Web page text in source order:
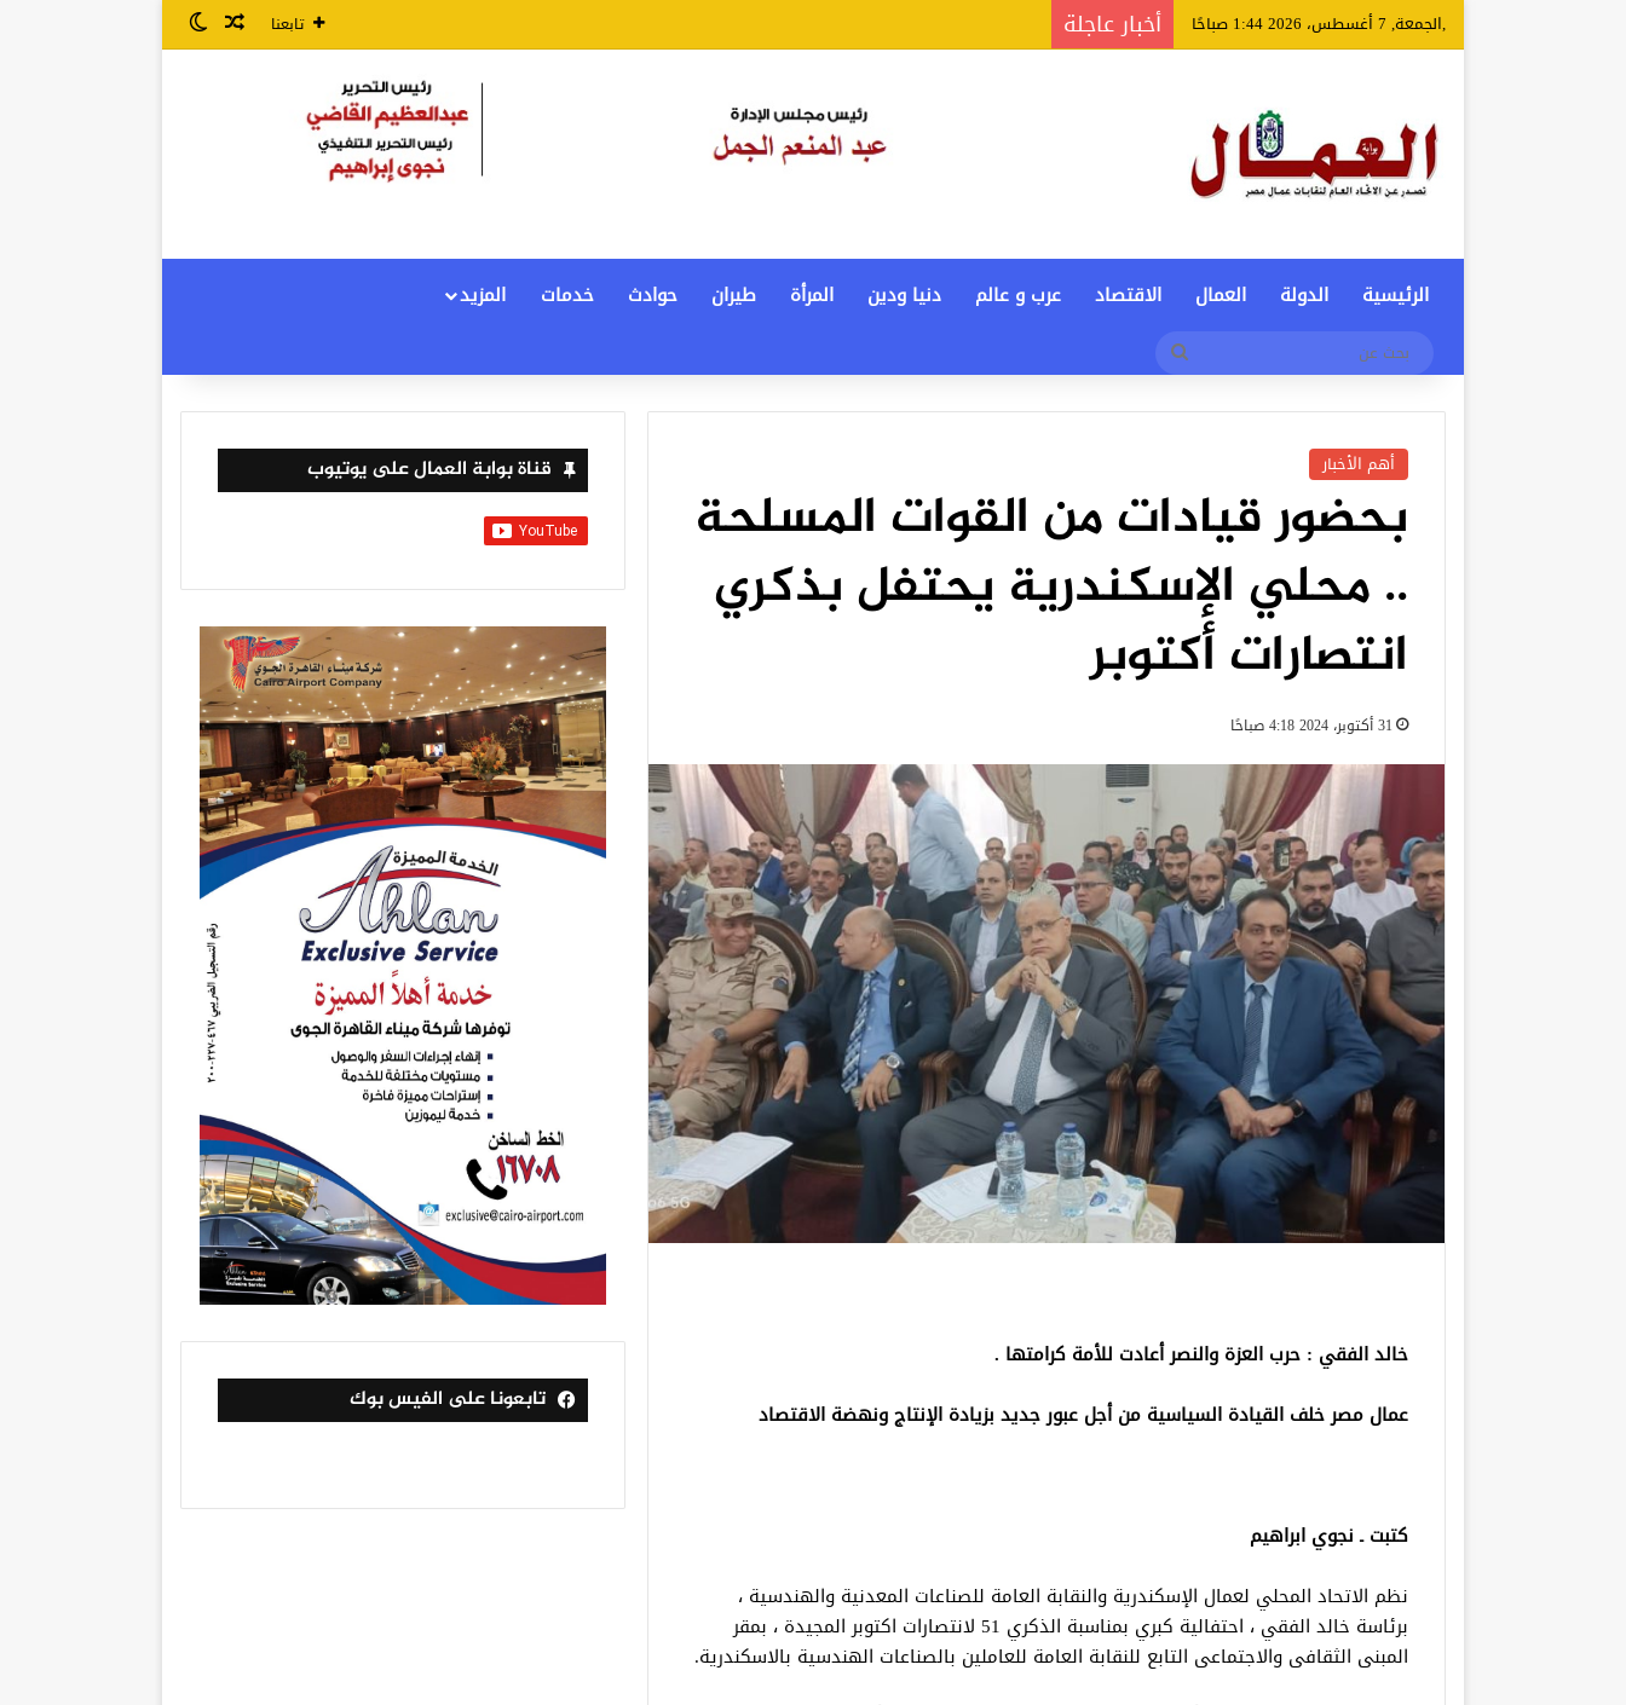
,الجمعة, 7 أغسطس، 2026 1:44 صباحًا أخبار عاجلة تابعنا مقال عشوائي
الوضع المظلم
الرئيسية الدولة العمال الاقتصاد عرب و عالم دنيا ودين المرأة طيران حوادث خدمات
المزيد
أهم الأخبار
بحضور قيادات من القوات المسلحة
.. محلي الإسكندرية يحتفل بذكري
انتصارات أكتوبر
31 أكتوبر، 2024 4:18 صباحًا
خالد الفقي : حرب العزة والنصر أعادت للأمة كرامتها .
عمال مصر خلف القيادة السياسية من أجل عبور جديد بزيادة الإنتاج ونهضة الاقتصاد
كتبت ـ نجوي ابراهيم
نظم الاتحاد المحلي لعمال الإسكندرية والنقابة العامة للصناعات المعدنية والهندسية ،
برئاسة خالد الفقي ، احتفالية كبري بمناسبة الذكري 51 لانتصارات اكتوبر المجيدة ، بمقر
المبنى الثقافى والاجتماعى التابع للنقابة العامة للعاملين بالصناعات الهندسية بالاسكندرية.
قناة بوابة العمال على يوتيوب
تابعونا على الفيس بوك